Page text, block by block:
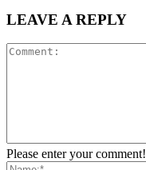
LEAVE A REPLY
Please enter your comment!